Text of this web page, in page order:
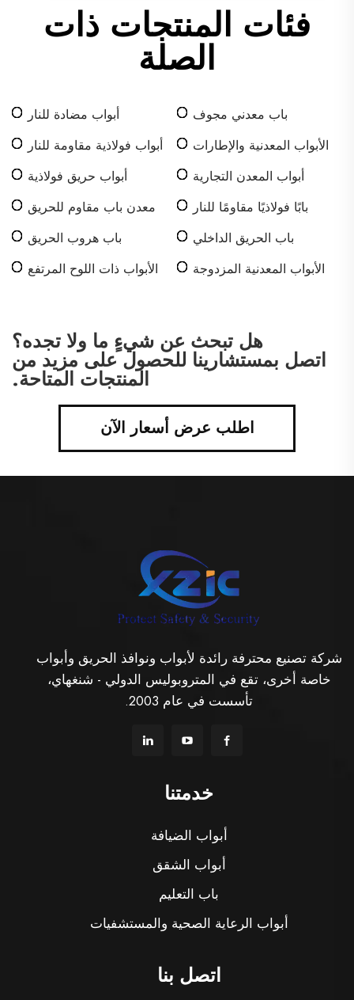
فئات المنتجات ذات
الصلة
باب معدني مجوف
أبواب مضادة للنار
الأبواب المعدنية والإطارات
أبواب فولاذية مقاومة للنار
أبواب المعدن التجارية
أبواب حريق فولاذية
بابًا فولاذيًا مقاومًا للنار
معدن باب مقاوم للحريق
باب الحريق الداخلي
باب هروب الحريق
الأبواب المعدنية المزدوجة
الأبواب ذات اللوح المرتفع
هل تبحث عن شيءٍ ما ولا تجده؟
اتصل بمستشارينا للحصول على مزيد من
المنتجات المتاحة.
اطلب عرض أسعار الآن
شركة تصنيع محترفة رائدة لأبواب ونوافذ الحريق وأبواب
خاصة أخرى، تقع في المتروبوليس الدولي - شنغهاي،
تأسست في عام 2003.
خدمتنا
أبواب الضيافة
أبواب الشقق
باب التعليم
أبواب الرعاية الصحية والمستشفيات
اتصل بنا